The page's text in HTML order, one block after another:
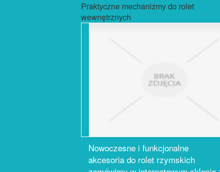
Praktyczne mechanizmy do rolet
wewnętrznych
Nowoczesne i funkcjonalne
akcesoria do rolet rzymskich